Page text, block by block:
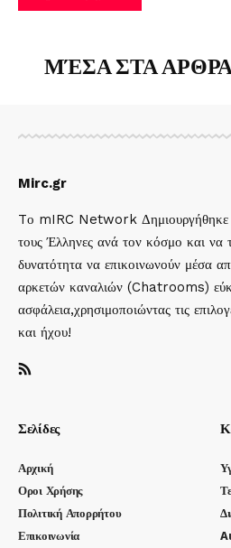
ΜΈΣΑ ΣΤΑ
Mirc.gr
Tο mIRC Network Δημιουργήθηκε
τους Έλληνες ανά τον κόσμο και να
δυνατότητα να επικοινωνούν μέσα
αρκετών καναλιών (Chatrooms)
ασφάλεια,χρησιμοποιώντας τις
και ήχου!
Σελίδες
Αρχική
Οροι Χρήσης
Πολιτική Απορρήτου
Επικοινωνία